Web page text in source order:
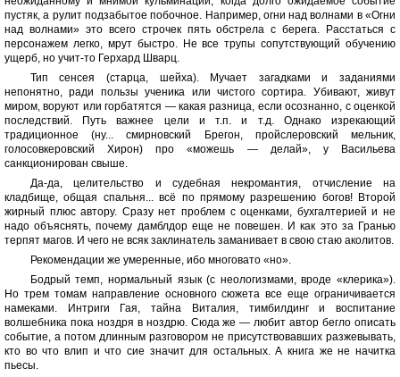
пустяк, а рулит подзабытое побочное. Например, огни над волнами в «Огни
над волнами» это всего строчек пять обстрела с берега. Расстаться с
персонажем легко, мрут быстро. Не все трупы сопутствующий обучению
ущерб, но учит-то Герхард Шварц.
Тип сенсея (старца, шейха). Мучает загадками и заданиями
непонятно, ради пользы ученика или чистого сортира. Убивают, живут
миром, воруют или горбатятся — какая разница, если осознанно, с оценкой
последствий. Путь важнее цели и т.п. и т.д. Однако изрекающий
традиционное (ну... смирновский Брегон, пройслеровский мельник,
голосовкеровский Хирон) про «можешь — делай», у Васильева
санкционирован свыше.
Да-да, целительство и судебная некромантия, отчисление на
кладбище, общая спальня... всё по прямому разрешению богов! Второй
жирный плюс автору. Сразу нет проблем с оценками, бухгалтерией и не
надо объяснять, почему дамблдор еще не повешен. И как это за Гранью
терпят магов. И чего не всяк заклинатель заманивает в свою стаю аколитов.
Рекомендации же умеренные, ибо многовато «но».
Бодрый темп, нормальный язык (с неологизмами, вроде «клерика»).
Но трем томам направление основного сюжета все еще ограничивается
намеками. Интриги Гая, тайна Виталия, тимбилдинг и воспитание
волшебника пока ноздря в ноздрю. Сюда же — любит автор бегло описать
событие, а потом длинным разговором не присутствовавших разжевывать,
кто во что влип и что сие значит для остальных. А книга же не начитка
пьесы.